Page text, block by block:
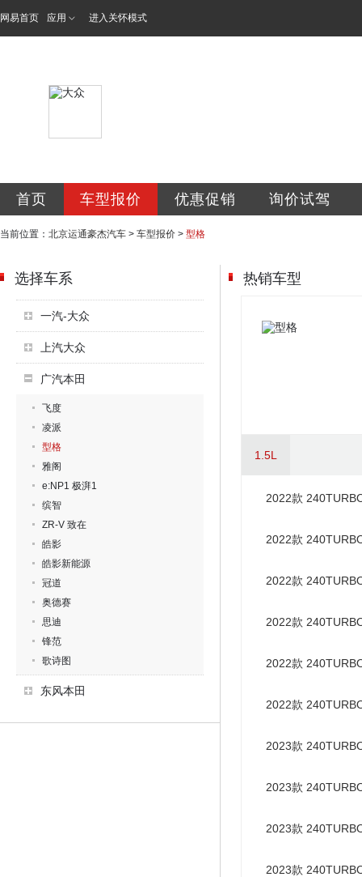
网易首页 应用 进入关怀模式
首页 车型报价 优惠促销 询价试驾
当前位置： 北京运通豪杰汽车 > 车型报价 > 型格
选择车系
一汽-大众
上汽大众
广汽本田
飞度
凌派
型格
雅阁
e:NP1 极湃1
缤智
ZR-V 致在
皓影
皓影新能源
冠道
奥德赛
思迪
锋范
歌诗图
东风本田
热销车型
1.5L
2022款
2022款
2022款
2022款
2022款
2022款
2023款
2023款
2023款
2023款